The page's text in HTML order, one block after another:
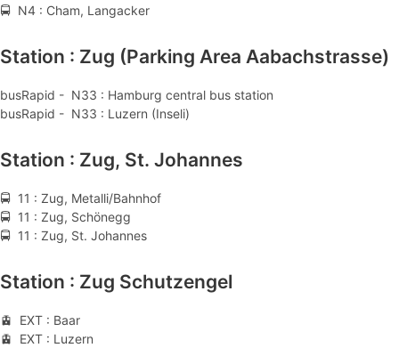
🚍 N4 : Cham, Langacker
Station : Zug (Parking Area Aabachstrasse)
busRapid - N33 : Hamburg central bus station
busRapid - N33 : Luzern (Inseli)
Station : Zug, St. Johannes
🚍 11 : Zug, Metalli/Bahnhof
🚍 11 : Zug, Schönegg
🚍 11 : Zug, St. Johannes
Station : Zug Schutzengel
🚊 EXT : Baar
🚊 EXT : Luzern